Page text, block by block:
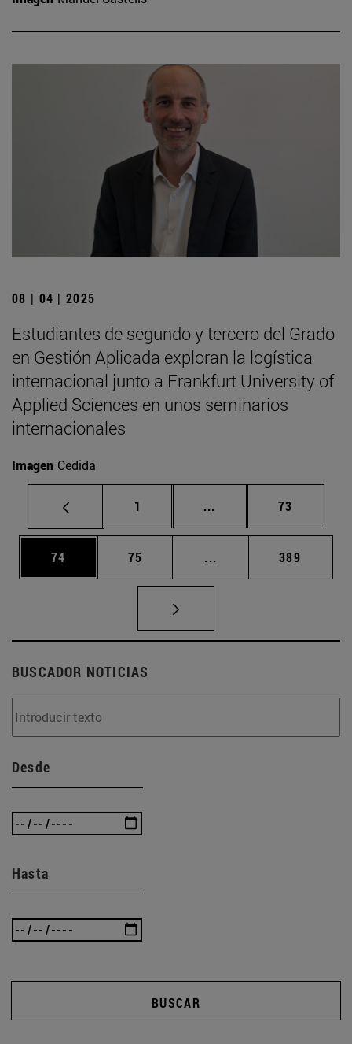
08 | 04 | 2025
Estudiantes de segundo y tercero del Grado
en Gestión Aplicada exploran la logística
internacional junto a Frankfurt University of
Applied Sciences en unos seminarios
internacionales
Imagen Cedida
Página
1 ... Páginas intermedias
Página
73
Página
74 Página
75 ... Páginas intermedias
Página
389
BUSCADOR NOTICIAS
Desde
Hasta
BUSCAR